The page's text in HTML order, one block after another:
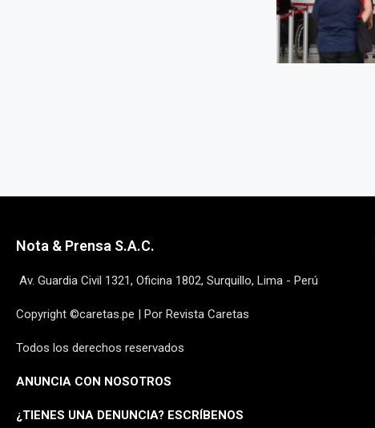
Nota & Prensa S.A.C.
Av. Guardia Civil 1321, Oficina 1802, Surquillo, Lima - Perú
Copyright ©caretas.pe | Por Revista Caretas
Todos los derechos reservados
ANUNCIA CON NOSOTROS
¿TIENES UNA DENUNCIA? ESCRÍBENOS